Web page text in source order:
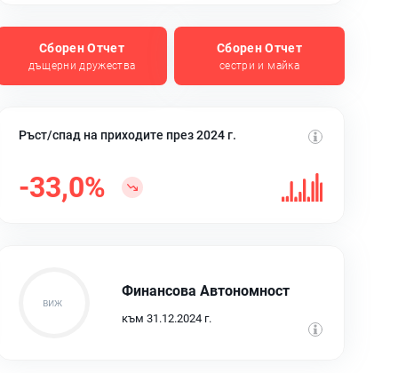
Сборен Отчет
дъщерни дружества
Сборен Отчет
сестри и майка
Ръст/спад на приходите през 2024 г.
-33,0%
Финансова Автономност
към 31.12.2024 г.